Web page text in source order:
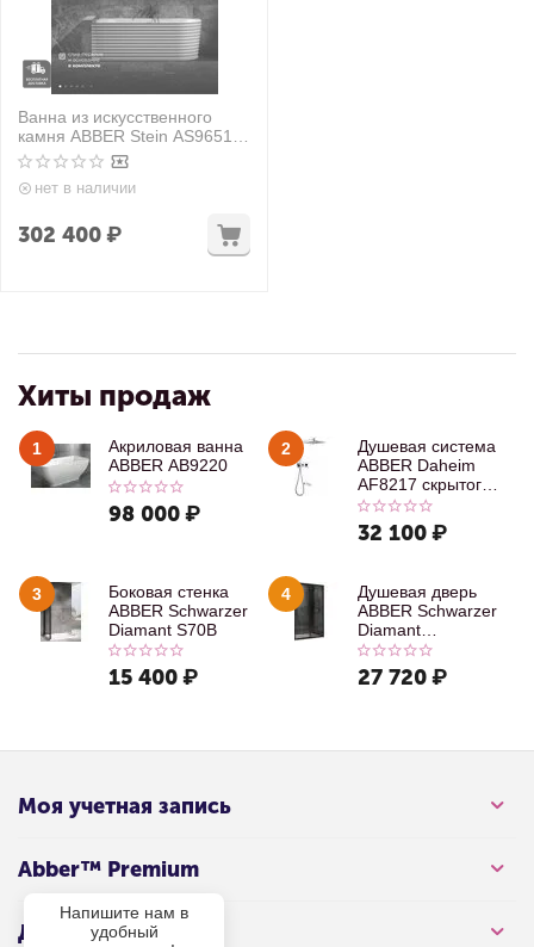
Ванна из искусственного
камня ABBER Stein AS9651 L
белая матовая
нет в наличии
302 400₽
Хиты продаж
1
Акриловая ванна
ABBER AB9220
98 000 ₽
2
Душевая система
ABBER Daheim
AF8217 скрытого
монтажа с
изливом, хром
32 100 ₽
3
Боковая стенка
ABBER Schwarzer
Diamant S70B
15 400 ₽
4
Душевая дверь
ABBER Schwarzer
Diamant
AG30100B
27 720 ₽
Моя учетная запись
Abber™ Premium
Для клиента
Напишите нам в
удобный